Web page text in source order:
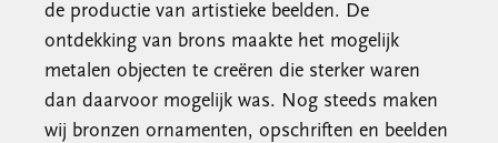
de productie van artistieke beelden. De
ontdekking van brons maakte het mogelijk
metalen objecten te creëren die sterker waren
dan daarvoor mogelijk was. Nog steeds maken
wij bronzen ornamenten, opschriften en beelden